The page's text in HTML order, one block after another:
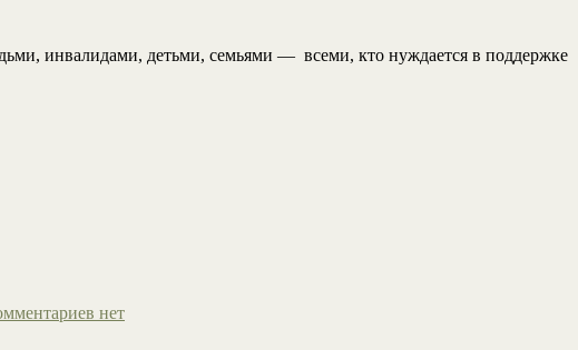
инвалидами, детьми, семьями — всеми, кто нуждается в поддержке
нет